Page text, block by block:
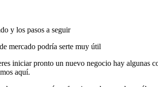
y los pasos a seguir
mercado podría serte muy útil
iniciar pronto un nuevo negocio hay algunas
aquí.